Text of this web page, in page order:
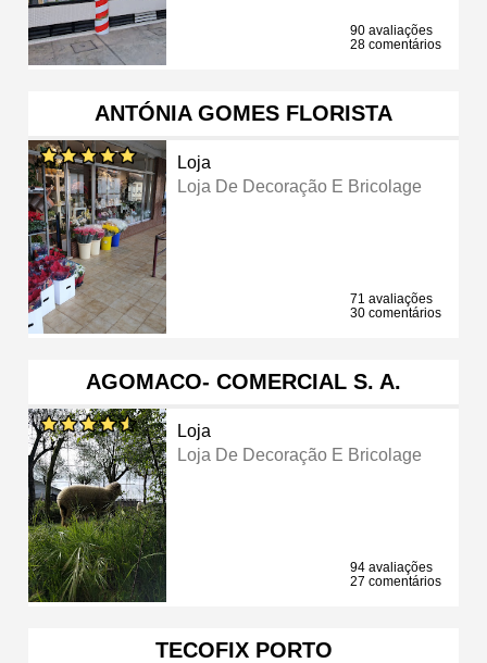
90 avaliações
28 comentários
ANTÓNIA GOMES FLORISTA
Loja
Loja De Decoração E Bricolage
71 avaliações
30 comentários
AGOMACO- COMERCIAL S. A.
Loja
Loja De Decoração E Bricolage
94 avaliações
27 comentários
TECOFIX PORTO